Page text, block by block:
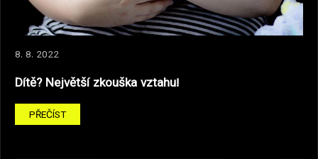
8. 8. 2022
Dítě? Největší zkouška vztahu!
PŘEČÍST